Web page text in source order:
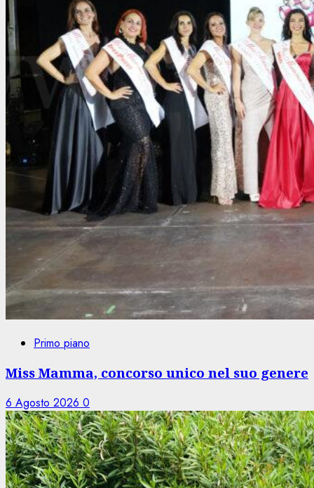
Primo piano
Miss Mamma, concorso unico nel suo genere
6 Agosto 2026 0